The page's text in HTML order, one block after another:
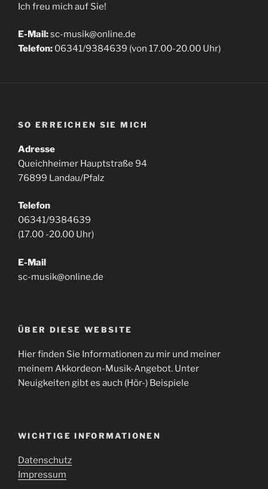
Ich freu mich auf Sie!
E-Mail:sc-musik@online.de
Telefon: 06341/9384639 (von 17.00-20.00 Uhr)
SO ERREICHEN SIE MICH
Adresse
Queichheimer Hauptstraße 94
76899 Landau/Pfalz
Telefon
06341/9384639
(17.00 -20.00 Uhr)
E-Mail
sc-musik@online.de
ÜBER DIESE WEBSITE
Hier finden Sie Informationen zu mir und meiner
meinem Akkordeon-Musik-Angebot. Unter
Neuigkeiten gibt es auch (Hör-) Beispiele
WICHTIGE INFORMATIONEN
Datenschutz
Impressum